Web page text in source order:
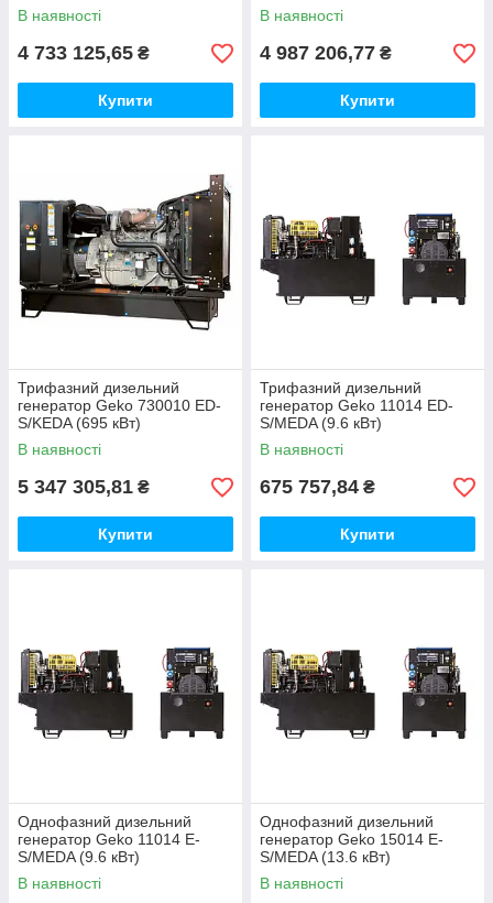
В наявності
4 733 125,65 ₴
Купити
В наявності
4 987 206,77 ₴
Купити
Трифазний дизельний
генератор Geko 730010 ED-
S/KEDA (695 кВт)
В наявності
5 347 305,81 ₴
Купити
Трифазний дизельний
генератор Geko 11014 ED-
S/MEDA (9.6 кВт)
В наявності
675 757,84 ₴
Купити
Однофазний дизельний
генератор Geko 11014 E-
S/MEDA (9.6 кВт)
В наявності
Однофазний дизельний
генератор Geko 15014 E-
S/MEDA (13.6 кВт)
В наявності